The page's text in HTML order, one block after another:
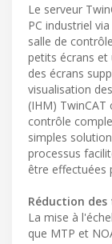
Le serveur
PC industriel
salle de
petits écrans et
des écrans
visualisation
(IHM)
contrôle
simples
processus
être effectuées
Réduction des
La mise à
que MTP et